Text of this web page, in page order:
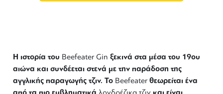
Η ιστορία του Beefeater Gin ξεκινά στα μέσα του 19ου
αιώνα και συνδέεται στενά με την παράδοση της
αγγλικής παραγωγής τζιν. Το Beefeaterθεωρείται ένα